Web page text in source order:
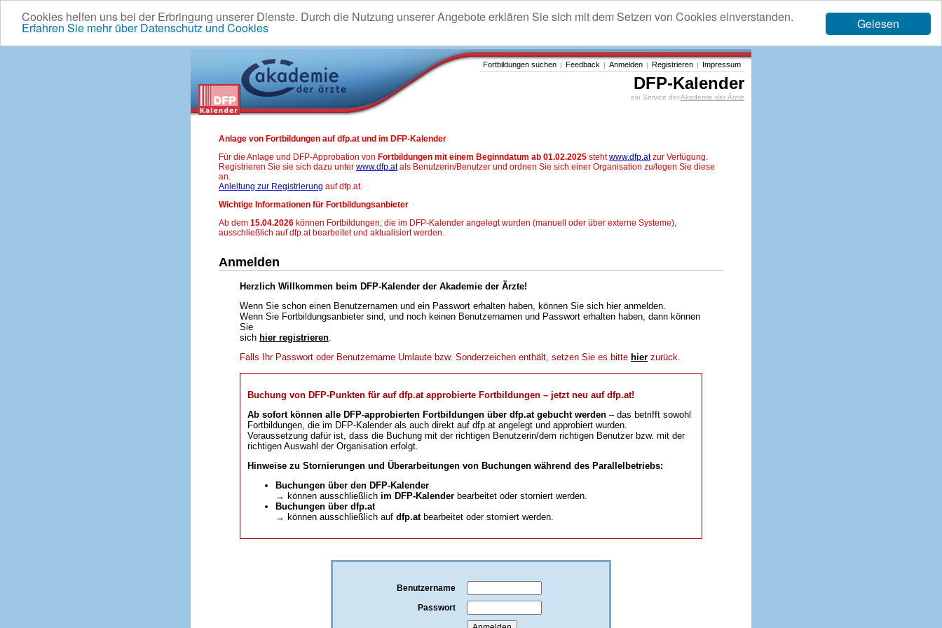
Gelesen
Cookies helfen uns bei der Erbringung unserer Dienste. Durch die Nutzung unserer Angebote erklären Sie sich mit dem Setzen von Cookies einverstanden.
Erfahren Sie mehr über Datenschutz und Cookies
Fortbildungen suchen | Feedback | Anmelden | Registrieren | Impressum
DFP-Kalender
ein Service derAkademie der Ärzte
Anlage von Fortbildungen auf dfp.at und im DFP-Kalender
Für die Anlage und DFP-Approbation von Fortbildungen mit einem Beginndatum ab 01.02.2025 stehtwww.dfp.atzur Verfügung.
Registrieren Sie sie sich dazu unter www.dfp.atals Benutzerin/Benutzer und ordnen Sie sich einer Organisation zu/legen Sie diese
an.
Anleitung zur Registrierung auf dfp.at.
Wichtige Informationen für Fortbildungsanbieter
Ab dem 15.04.2026 können Fortbildungen, die im DFP-Kalender angelegt wurden (manuell oder über externe Systeme),
ausschließlich auf dfp.at bearbeitet und aktualisiert werden.
Anmelden
Herzlich Willkommen beim DFP-Kalender der Akademie der Ärzte!
Wenn Sie schon einen Benutzernamen und ein Passwort erhalten haben, können Sie sich hier anmelden.
Wenn Sie Fortbildungsanbieter sind, und noch keinen Benutzernamen und Passwort erhalten haben, dann können
Sie
sich hier registrieren.
Falls Ihr Passwort oder Benutzername Umlaute bzw. Sonderzeichen enthält, setzen Sie es bitte hier zurück.
Buchung von DFP-Punkten für auf dfp.at approbierte Fortbildungen – jetzt neu auf dfp.at!
Ab sofort können alle DFP-approbierten Fortbildungen über dfp.at gebucht werden – das betrifft sowohl
Fortbildungen, die im DFP-Kalender als auch direkt auf dfp.at angelegt und approbiert wurden.
Voraussetzung dafür ist, dass die Buchung mit der richtigen Benutzerin/dem richtigen Benutzer bzw. mit der
richtigen Auswahl der Organisation erfolgt.
Hinweise zu Stornierungen und Überarbeitungen von Buchungen während des Parallelbetriebs:
Buchungen über den DFP-Kalender
→ können ausschließlich im DFP-Kalender bearbeitet oder storniert werden.
Buchungen über dfp.at
→ können ausschließlich auf dfp.atbearbeitet oder storniert werden.
Benutzername
Passwort